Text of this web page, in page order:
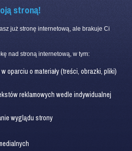
stroną!
już stronę internetową, ale brakuje Ci
nad stroną internetową, w tym:
oparciu o materiały (treści, obrazki, pliki)
reklamowych wedle indywidualnej
wyglądu strony